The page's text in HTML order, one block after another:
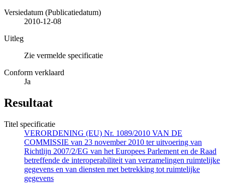
Versiedatum (Publicatiedatum)
2010-12-08
Uitleg
Zie vermelde specificatie
Conform verklaard
Ja
Resultaat
Titel specificatie
VERORDENING (EU) Nr. 1089/2010 VAN DE
COMMISSIE van 23 november 2010 ter uitvoering van
Richtlijn 2007/2/EG van het Europees Parlement en de Raad
betreffende de interoperabiliteit van verzamelingen ruimtelijke
gegevens en van diensten met betrekking tot ruimtelijke
gegevens